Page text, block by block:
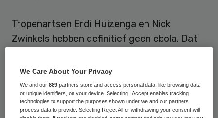
Tropenartsen Erdi Huizenga en Nick
Zwinkels hebben definitief geen ebola. Dat
artsen voor werken, op 30 september
gemeld.
“Na een periode van ruim twee weken in
We Care About Your Privacy
We and our889 partners store and access personal data, like browsing data
or unique identifiers, on your device. Selecting I Accept enables tracking
technologies to support the purposes shown under we and our partners
process data to provide. Selecting Reject All or withdrawing your consent will